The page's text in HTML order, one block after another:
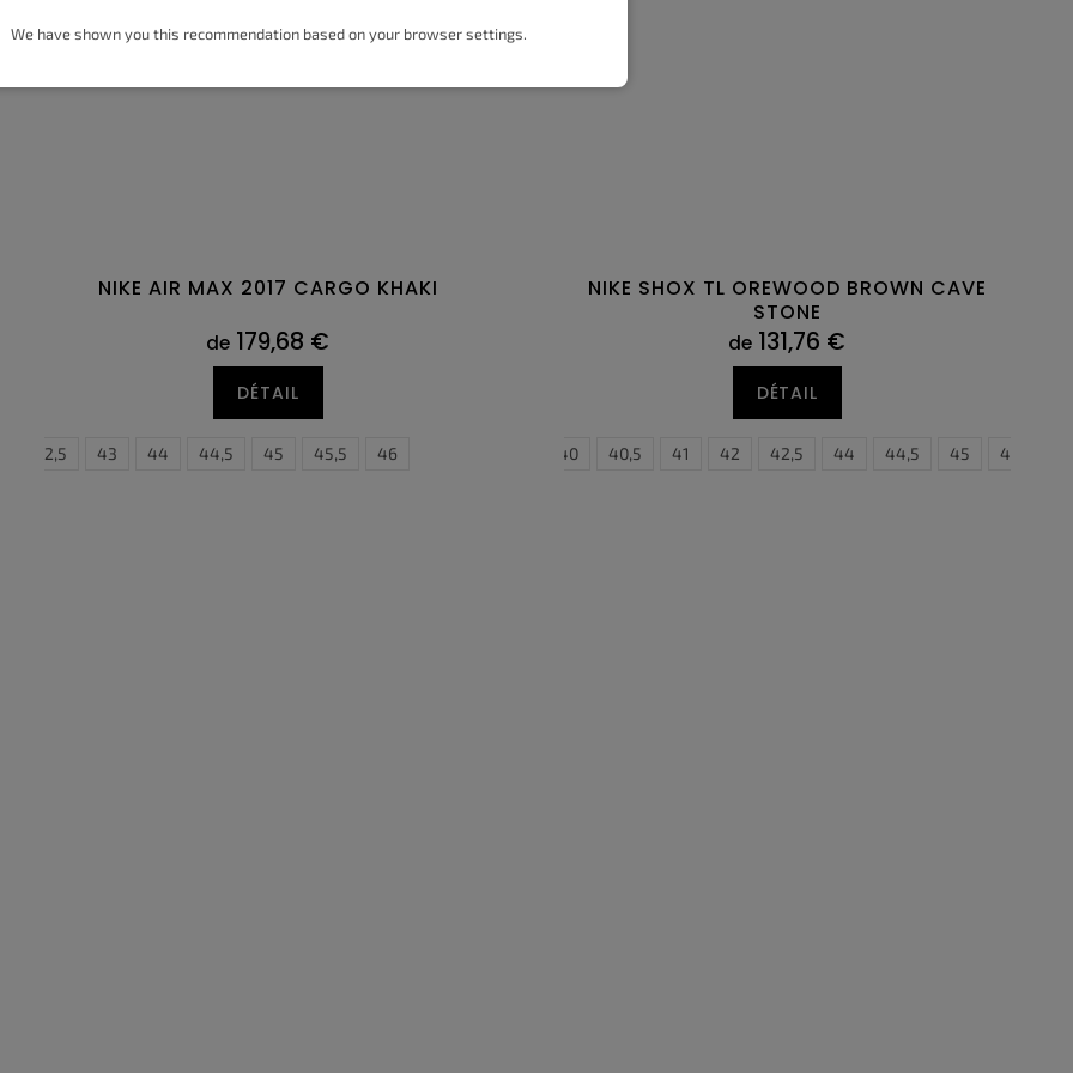
NIKE AIR MAX 2017 CARGO KHAKI
de 179,68 €
DÉTAIL
42,5 43 44 44,5 45 45,5 46
NIKE SHOX TL OREWOOD BROWN CAVE
STONE
de 131,76 €
DÉTAIL
36,5 37,5 38 40 40,5 41 42 42,5 44 44,5 45 45,5
We have shown you this recommendation based on your browser settings.